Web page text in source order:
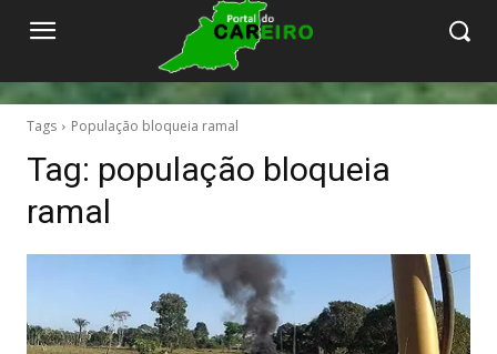
Tags População bloqueia ramal
Tag: população bloqueia
ramal